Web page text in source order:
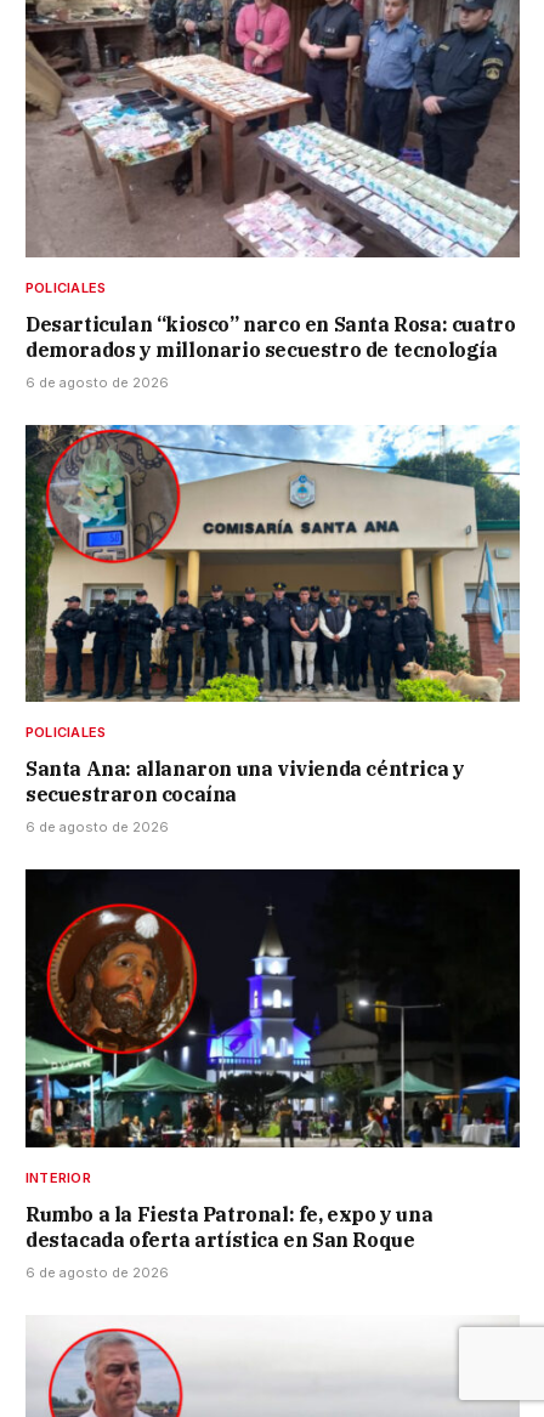
POLICIALES
Desarticulan “kiosco” narco en Santa Rosa: cuatro
demorados y millonario secuestro de tecnología
6 de agosto de 2026
POLICIALES
Santa Ana: allanaron una vivienda céntrica y
secuestraron cocaína
6 de agosto de 2026
INTERIOR
Rumbo a la Fiesta Patronal: fe, expo y una
destacada oferta artística en San Roque
6 de agosto de 2026